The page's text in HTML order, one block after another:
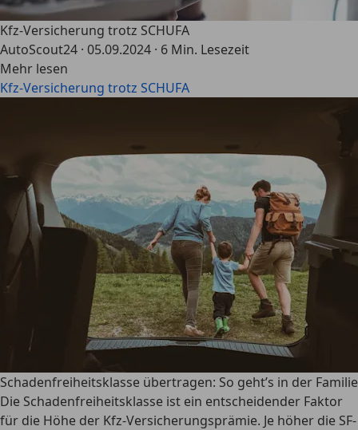
Kfz-Versicherung trotz SCHUFA
AutoScout24 · 05.09.2024 · 6 Min. Lesezeit
Mehr lesen
Kfz-Versicherung trotz SCHUFA
Schadenfreiheitsklasse übertragen: So geht’s in der Familie
Die Schadenfreiheitsklasse ist ein entscheidender Faktor
für die Höhe der Kfz-Versicherungsprämie. Je höher die SF-